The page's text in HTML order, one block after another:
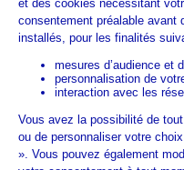
LIENS UTILES
Horaires & Accès
Accessibilité
ESPACE PARTENAIRES
Nos partenaires
Devenir partenaire